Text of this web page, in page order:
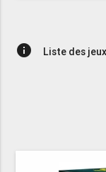
info Liste des